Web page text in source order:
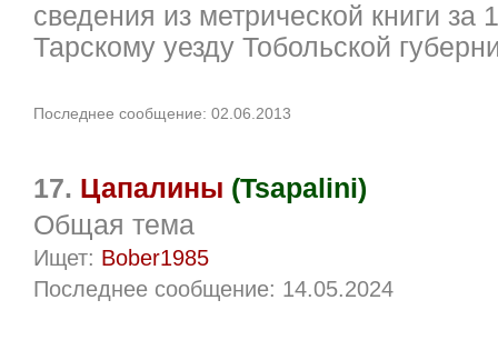
сведения из метрической книги за
Тарскому уезду Тобольской
Последнее сообщение: 02.06.2013
17. Цапалины (Tsapalini)
Общая тема
Ищет: Bober1985
Последнее сообщение: 14.05.2024